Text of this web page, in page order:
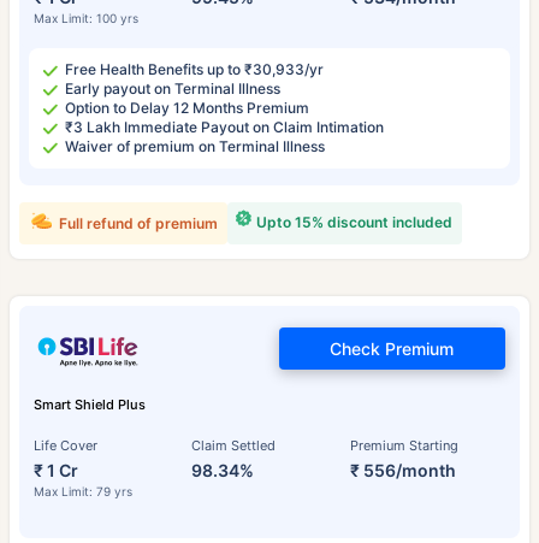
Max Limit: 100 yrs
Free Health Benefits up to ₹30,933/yr
Early payout on Terminal Illness
Option to Delay 12 Months Premium
₹3 Lakh Immediate Payout on Claim Intimation
Waiver of premium on Terminal Illness
Upto 15% discount included
Full refund of premium
Smart Shield Plus
Life Cover
₹ 1 Cr
Max Limit: 79 yrs
Claim Settled
98.34%
Premium Starting
₹ 556/month
Check Premium